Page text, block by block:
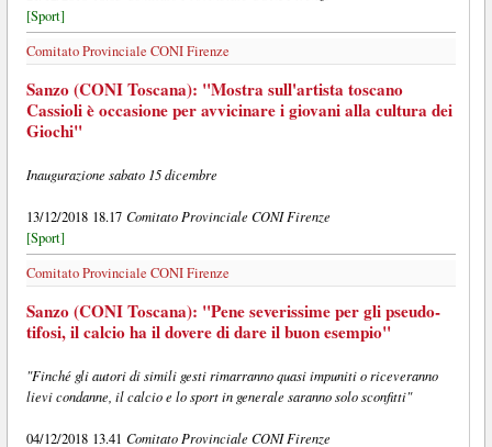
[Sport]
Comitato Provinciale CONI Firenze
Sanzo (CONI Toscana): "Mostra sull'artista toscano
Cassioli è occasione per avvicinare i giovani alla cultura dei
Giochi"
Inaugurazione sabato 15 dicembre
13/12/2018 18.17 Comitato Provinciale CONI Firenze
[Sport]
Comitato Provinciale CONI Firenze
Sanzo (CONI Toscana): "Pene severissime per gli pseudo-
tifosi, il calcio ha il dovere di dare il buon esempio"
"Finché gli autori di simili gesti rimarranno quasi impuniti o riceveranno
lievi condanne, il calcio e lo sport in generale saranno solo sconfitti"
04/12/2018 13.41 Comitato Provinciale CONI Firenze